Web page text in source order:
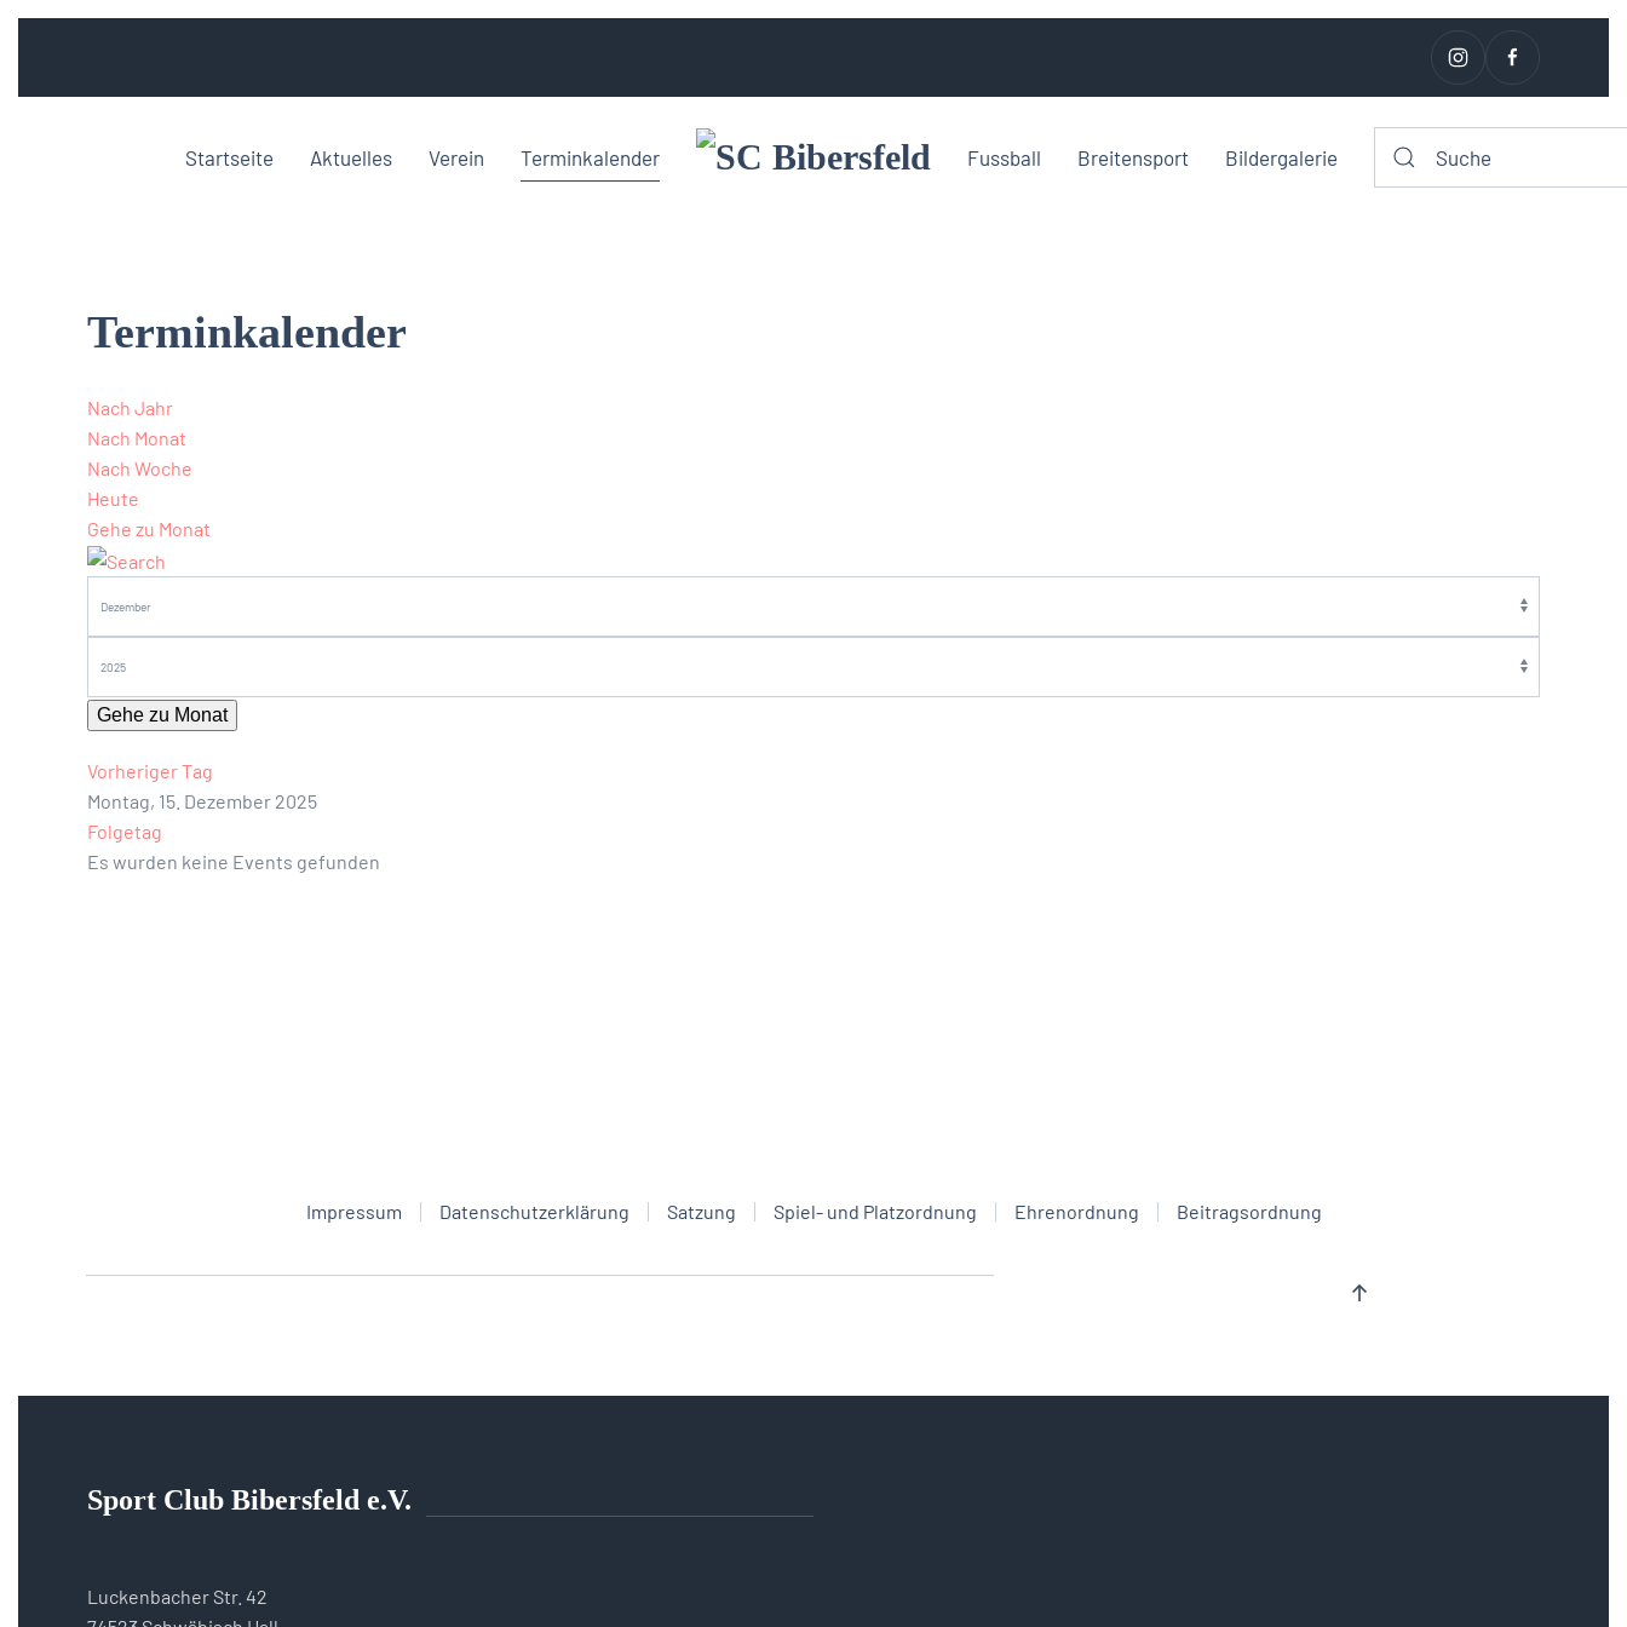
Startseite Aktuelles Verein Terminkalender Fussball Breitensport Bildergalerie
Terminkalender
Nach Jahr
Nach Monat
Nach Woche
Heute
Gehe zu Monat
Gehe zu Monat
Vorheriger Tag
Montag, 15. Dezember 2025
Folgetag
Es wurden keine Events gefunden
Impressum Datenschutzerklärung Satzung Spiel- und Platzordnung Ehrenordnung Beitragsordnung
Sport Club Bibersfeld e.V.
Luckenbacher Str. 42